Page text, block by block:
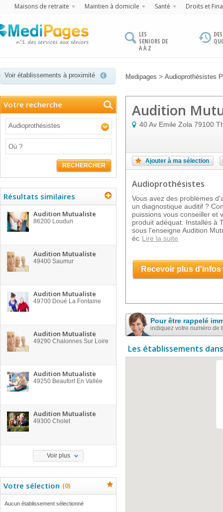
Maisons de retraite Maintien à domicile Santé Droits et
LES
SENIORS DE
A À Z
Voir établissements à proximité Medipages > Audioprothésistes
Votre recherche
Audioprothésistes
RECHERCHER
Résultats similaires
Audition Mutualiste
86200 Loudun
Audition Mutualiste
49400 Saumur
Audition Mutualiste
49700 Doué La Fontaine
Audition Mutualiste
49290 Chalonnes Sur Loire
Audition Mutualiste
49250 Beaufort En Vallée
Audition Mutualiste
49300 Cholet
Voir plus
Votre sélection (0)
Aucun établissement sélectionné
Audition
40 Av Emile Zola 79100
Ajouter à ma sélection
Audioprothésistes
Vous avez des problèmes
un diagnostique auditif ?
puissions vous conseiller et
produit adéquat. Installés à
sous l'enseigne Audition
éc Lire la suite
Recevoir plus d'infos
Pour être rappelé
indiquez votre numéro de
Les établissements